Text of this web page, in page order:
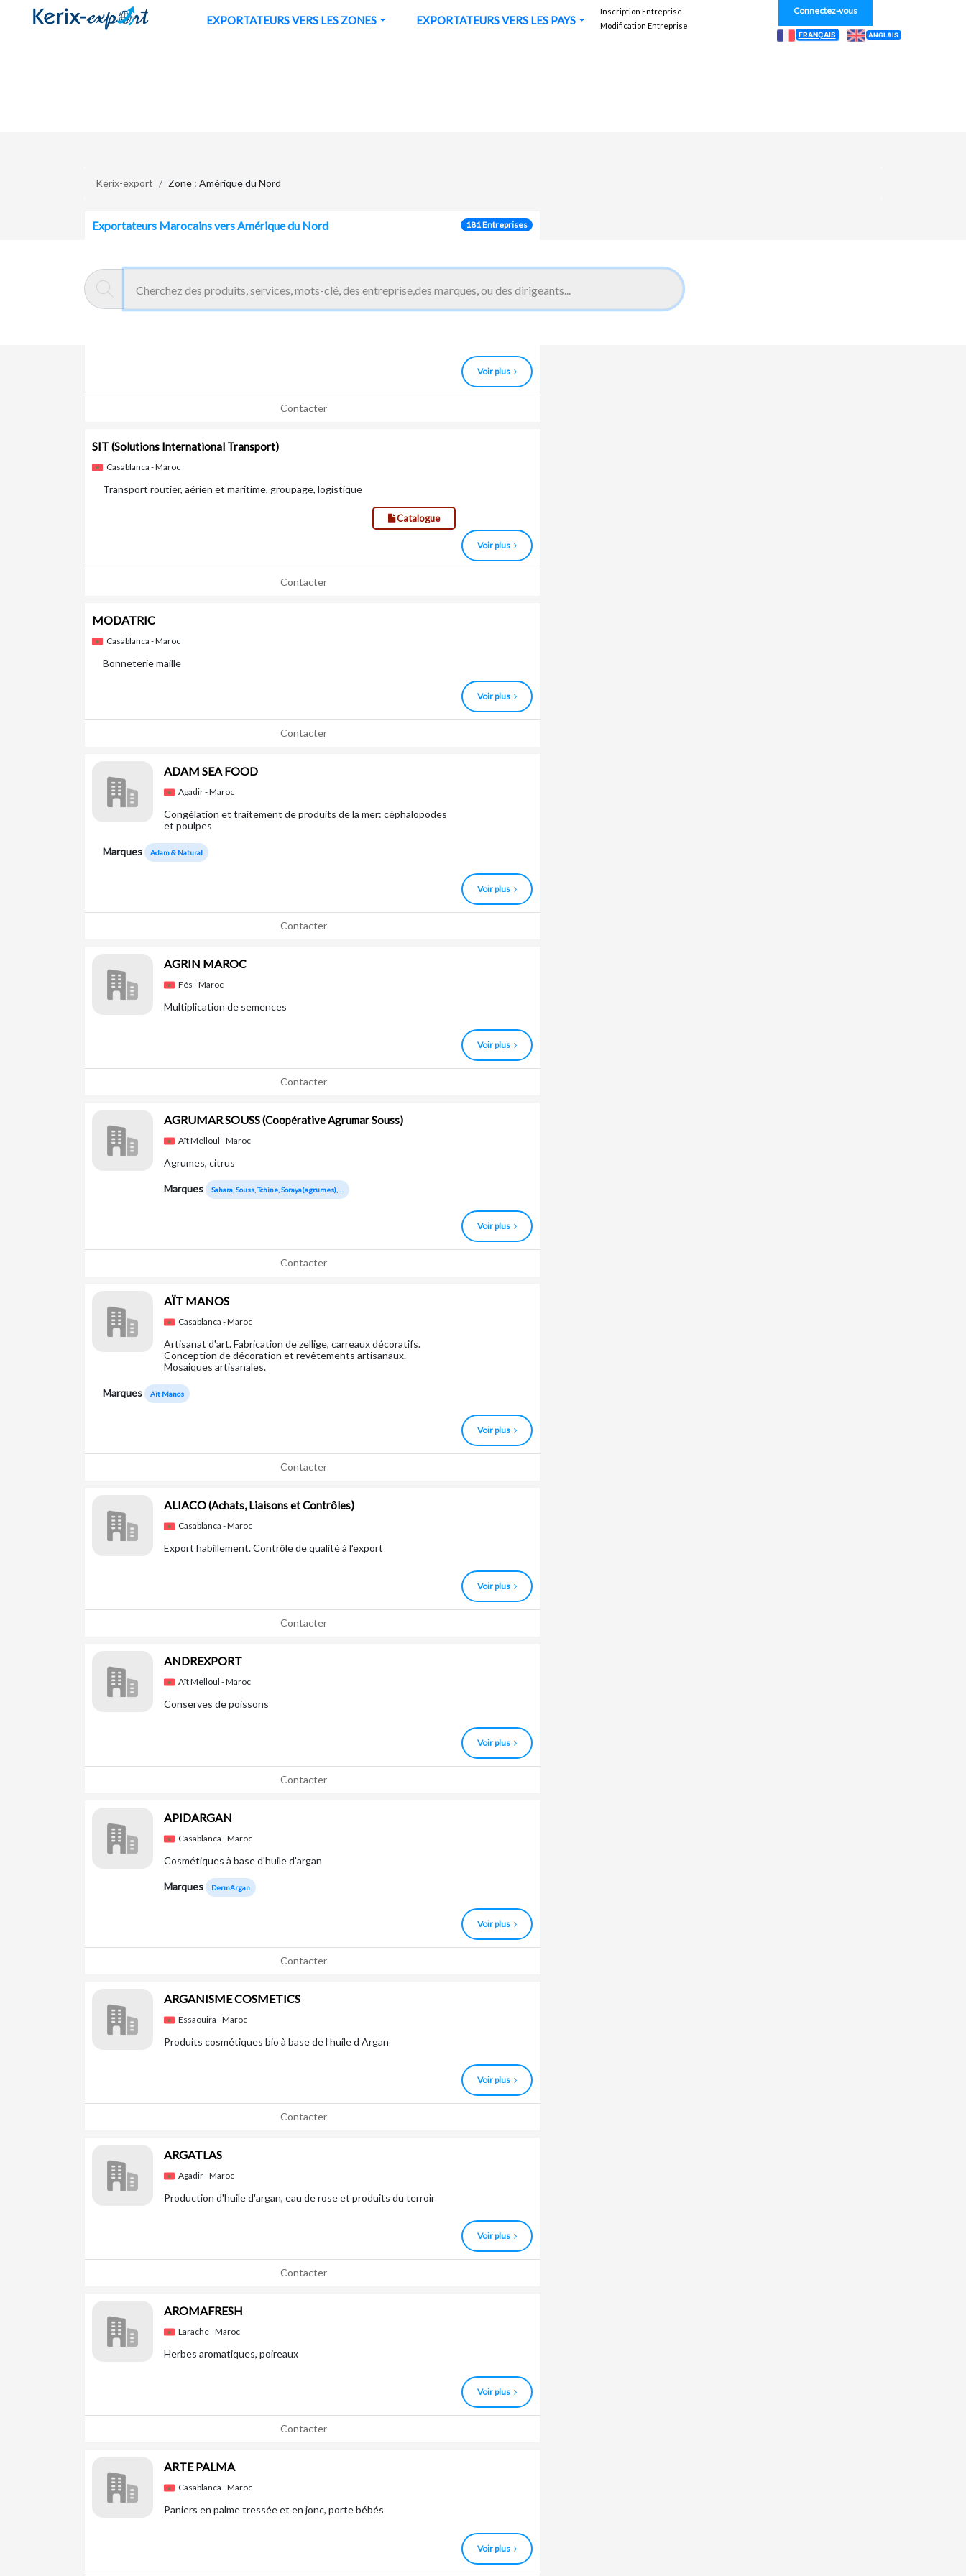
/fr/zone/amerique-du-nord
EXPORTATEURS VERS LES ZONES EXPORTATEURS VERS LES PAYS
Inscription Entreprise
Modification Entreprise
Connectez-vous
FRANÇAIS ANGLAIS
Kerix-export Zone : Amérique du Nord
Exportateurs Marocains vers Amérique du Nord 181 Entreprises
MAROC EMBALLAGE
Casablanca - Maroc
Maroc Emballage est une entreprise de transformation et d'impression de
Voir plus
Contacter
SIT(Solutions International Transport)
Casablanca - Maroc
Transport routier, aérien et maritime, groupage, logistique
Catalogue
Voir plus
Contacter
MODATRIC
Casablanca - Maroc
Bonneterie maille
Voir plus
Contacter
ADAM SEA FOOD
Agadir - Maroc
Congélation et traitement de produits de la mer: céphalopodes
et poulpes
Marques Adam & Natural
Voir plus
Contacter
AGRIN MAROC
Fés - Maroc
Multiplication de semences
Voir plus
Contacter
AGRUMAR SOUSS(Coopérative Agrumar Souss)
Aït Melloul - Maroc
Agrumes, citrus
Marques Sahara, Souss, Tchine, Soraya(agrumes), ...
Voir plus
Contacter
AÏT MANOS
Casablanca - Maroc
Artisanat d'art. Fabrication de zellige, carreaux décoratifs.
Conception de décoration et revêtements artisanaux.
Mosaiques artisanales.
Marques Ait Manos
Voir plus
Contacter
ALIACO(Achats, Liaisons et Contrôles)
Casablanca - Maroc
Export habillement. Contrôle de qualité à l'export
Voir plus
Contacter
ANDREXPORT
Aït Melloul - Maroc
Conserves de poissons
Voir plus
Contacter
APIDARGAN
Casablanca - Maroc
Cosmétiques à base d'huile d'argan
Marques DermArgan
Voir plus
Contacter
ARGANISME COSMETICS
Essaouira - Maroc
Produits cosmétiques bio à base de l huile d Argan
Voir plus
Contacter
ARGATLAS
Agadir - Maroc
Production d'huile d'argan, eau de rose et produits du terroir
Voir plus
Contacter
AROMAFRESH
Larache - Maroc
Herbes aromatiques, poireaux
Voir plus
Contacter
ARTE PALMA
Casablanca - Maroc
Paniers en palme tressée et en jonc, porte bébés
Voir plus